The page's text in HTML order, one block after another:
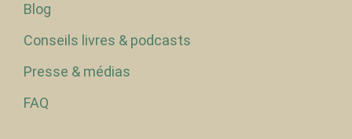
Blog
Conseils livres & podcasts
Presse & médias
FAQ